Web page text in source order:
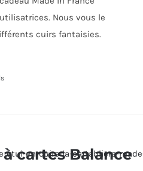
Nous vous le
cuirs fantaisies.
cartes Balance